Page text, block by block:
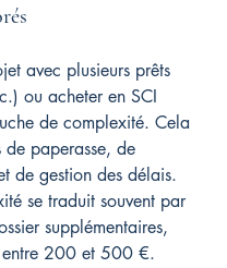
avec plusieurs prêts
ou acheter en SCI
de complexité. Cela
de paperasse, de
de gestion des délais.
se traduit souvent par
supplémentaires,
entre 200 et 500 €.